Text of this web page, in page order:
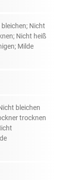
Nicht
Nicht heiß
Milde
bleichen
trocknen